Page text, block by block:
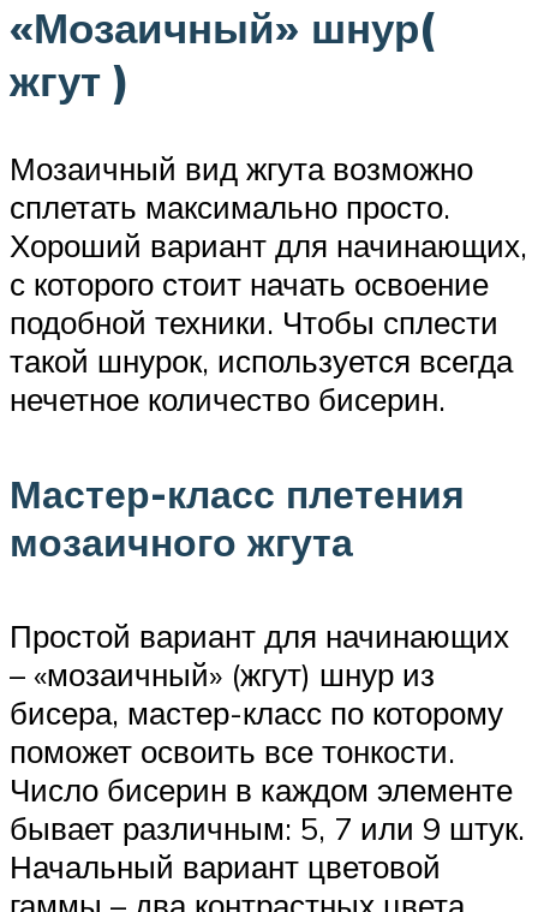
«Мозаичный» шнур(
жгут )
Мозаичный вид жгута возможно
сплетать максимально просто.
Хороший вариант для начинающих,
с которого стоит начать освоение
подобной техники. Чтобы сплести
такой шнурок, используется всегда
нечетное количество бисерин.
Мастер-класс плетения
мозаичного жгута
Простой вариант для начинающих
– «мозаичный» (жгут) шнур из
бисера, мастер-класс по которому
поможет освоить все тонкости.
Число бисерин в каждом элементе
бывает различным: 5, 7 или 9 штук.
Начальный вариант цветовой